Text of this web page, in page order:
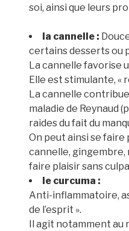
soi, ainsi que leurs
la cannelle :
certains desserts ou
La cannelle favorise
Elle est stimulante, «
La cannelle
maladie de Reynaud
raides du fait du
On peut ainsi se faire
cannelle, gingembre,
faire plaisir sans
le curcuma :
Anti-inflammatoire,
de l’esprit ».
Il agit notamment au